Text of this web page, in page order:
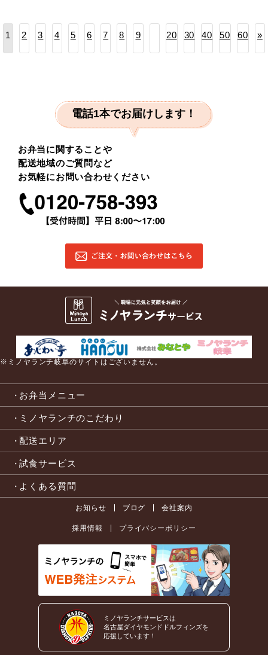
1 2 3 4 5 6 7 8 9 20 30 40 50 60 »
電話1本でお届けします！
お弁当に関することや
配送地域のご質問など
お気軽にお問い合わせください
※ミノヤランチ岐阜のサイトはございません。
お弁当メニュー
ミノヤランチのこだわり
配送エリア
試食サービス
よくある質問
お知らせ ブログ 会社案内
採用情報 プライバシーポリシー
ミノヤランチサービスは
名古屋ダイヤモンドドルフィンズを
応援しています！